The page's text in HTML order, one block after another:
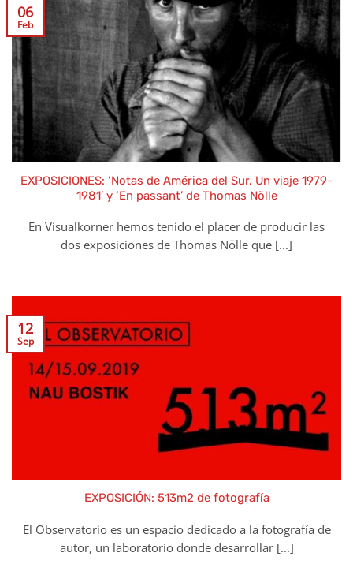
EXPOSICIONES: ‘Notas de América del Sur. Un viaje 1979-
1981’ y ‘En passant’ de Thomas Nölle
En Visualkorner hemos tenido el placer de producir las
dos exposiciones de Thomas Nölle que [...]
06
Feb
EXPOSICIÓN: 513m2 de fotografía
El Observatorio es un espacio dedicado a la fotografía de
autor, un laboratorio donde desarrollar [...]
12
Sep